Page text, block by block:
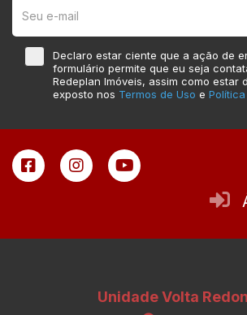
Declaro estar ciente que a ação de
formulário permite que eu seja
Redeplan Imóveis, assim como estar
exposto nos Termos de Uso e
Unidade Volta